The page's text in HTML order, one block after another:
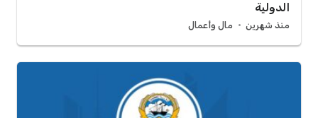
الدولية
منذ شهرين مال وأعمال